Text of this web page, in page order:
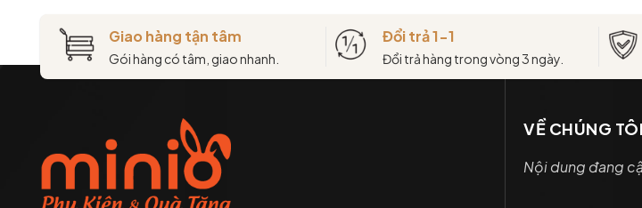
Giao hàng tận tâm
Gói hàng có tâm, giao nhanh.
Đổi trả 1-1
Đổi trả hàng trong vòng 3 ngày.
VỀ CHÚNG TÔI
Nội dung đang